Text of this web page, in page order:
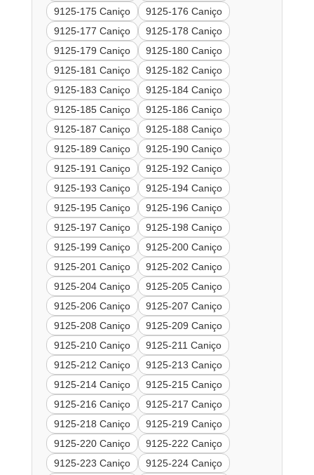
9125-175 Caniço
9125-176 Caniço
9125-177 Caniço
9125-178 Caniço
9125-179 Caniço
9125-180 Caniço
9125-181 Caniço
9125-182 Caniço
9125-183 Caniço
9125-184 Caniço
9125-185 Caniço
9125-186 Caniço
9125-187 Caniço
9125-188 Caniço
9125-189 Caniço
9125-190 Caniço
9125-191 Caniço
9125-192 Caniço
9125-193 Caniço
9125-194 Caniço
9125-195 Caniço
9125-196 Caniço
9125-197 Caniço
9125-198 Caniço
9125-199 Caniço
9125-200 Caniço
9125-201 Caniço
9125-202 Caniço
9125-204 Caniço
9125-205 Caniço
9125-206 Caniço
9125-207 Caniço
9125-208 Caniço
9125-209 Caniço
9125-210 Caniço
9125-211 Caniço
9125-212 Caniço
9125-213 Caniço
9125-214 Caniço
9125-215 Caniço
9125-216 Caniço
9125-217 Caniço
9125-218 Caniço
9125-219 Caniço
9125-220 Caniço
9125-222 Caniço
9125-223 Caniço
9125-224 Caniço